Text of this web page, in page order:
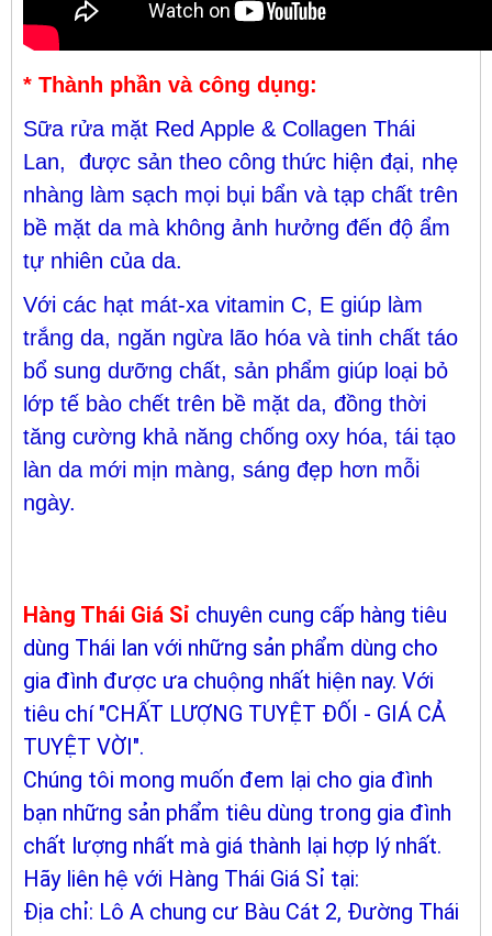
* Thành phần và công dụng:
Sữa rửa mặt Red Apple & Collagen Thái
Lan, được sản theo công thức hiện đại, nhẹ
nhàng làm sạch mọi bụi bẩn và tạp chất trên
bề mặt da mà không ảnh hưởng đến độ ẩm
tự nhiên của da.
Với các hạt mát-xa vitamin C, E giúp làm
trắng da, ngăn ngừa lão hóa và tinh chất táo
bổ sung dưỡng chất, sản phẩm giúp loại bỏ
lớp tế bào chết trên bề mặt da, đồng thời
tăng cường khả năng chống oxy hóa, tái tạo
làn da mới mịn màng, sáng đẹp hơn mỗi
ngày.
Hàng Thái Giá Sỉ chuyên cung cấp hàng tiêu
dùng Thái lan với những sản phẩm dùng cho
gia đình được ưa chuộng nhất hiện nay. Với
tiêu chí "CHẤT LƯỢNG TUYỆT ĐỐI - GIÁ CẢ
TUYỆT VỜI".
Chúng tôi mong muốn đem lại cho gia đình
bạn những sản phẩm tiêu dùng trong gia đình
chất lượng nhất mà giá thành lại hợp lý nhất.
Hãy liên hệ với Hàng Thái Giá Sỉ tại:
Địa chỉ: Lô A chung cư Bàu Cát 2, Đường Thái